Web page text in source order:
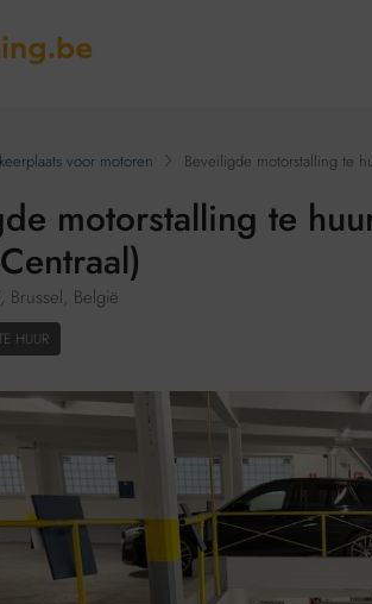
voor motoren Beveiligde motorstalling te
motorstalling te
Brussel, België
TE HUUR